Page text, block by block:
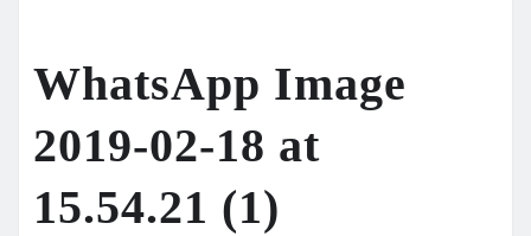
WhatsApp Image
2019-02-18 at
15.54.21 (1)